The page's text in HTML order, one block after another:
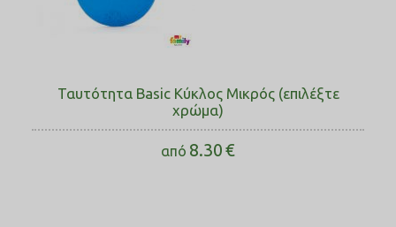
Ταυτότητα Basic Κύκλος Μικρός (επιλέξτε
χρώμα)
από 8.30€